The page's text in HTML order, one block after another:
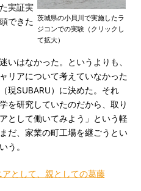
茨城県の小貝川で実施したラ
ジコンでの実験（クリックし
て拡大）
実証実
できた
はなかった。というよりも、
リアについて考えていなかった
現SUBARU）に決めた。それ
を研究していたのだから、取り
として働いてみよう」という軽
だ、家業の町工場を継ごうとい
う。
アとして、親としての葛藤